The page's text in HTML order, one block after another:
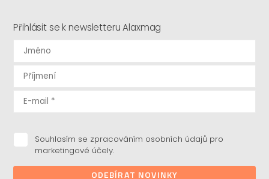
Přihlásit se k newsletteru Alaxmag
Souhlasím se zpracováním osobních údajů pro
marketingové účely.
ODEBÍRAT NOVINKY